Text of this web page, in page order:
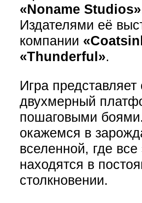
«Noname Studios»
Издателями её
компании
«Thunderful».
Игра представляет
двухмерный
пошаговыми
окажемся в
вселенной, где
находятся в
столкновении.